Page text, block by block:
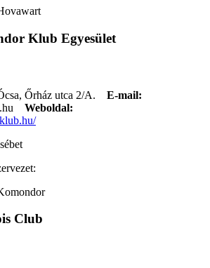
Klub Egyesület
Őrház utca 2/A. E-mail:
Weboldal:
Club